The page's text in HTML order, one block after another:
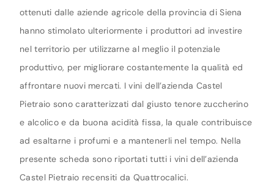
ottenuti dalle aziende agricole della provincia di Siena
hanno stimolato ulteriormente i produttori ad investire
nel territorio per utilizzarne al meglio il potenziale
produttivo, per migliorare costantemente la qualità ed
affrontare nuovi mercati. I vini dell’azienda Castel
Pietraio sono caratterizzati dal giusto tenore zuccherino
e alcolico e da buona acidità fissa, la quale contribuisce
ad esaltarne i profumi e a mantenerli nel tempo. Nella
presente scheda sono riportati tutti i vini dell’azienda
Castel Pietraio recensiti da Quattrocalici.